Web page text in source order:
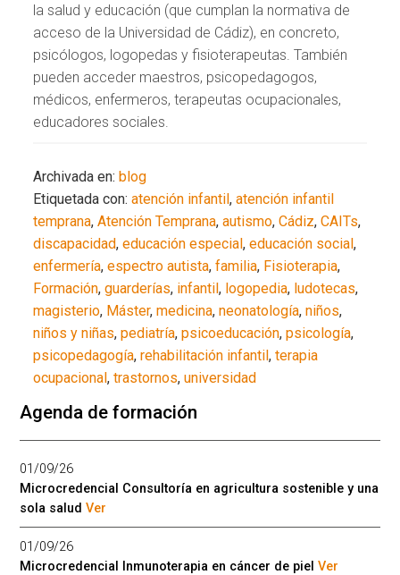
la salud y educación (que cumplan la normativa de
acceso de la Universidad de Cádiz), en concreto,
psicólogos, logopedas y fisioterapeutas. También
pueden acceder maestros, psicopedagogos,
médicos, enfermeros, terapeutas ocupacionales,
educadores sociales.
Archivada en:blog
Etiquetada con:atención infantil,atención infantil
temprana,Atención Temprana,autismo,Cádiz,CAITs,
discapacidad,educación especial,educación social,
enfermería,espectro autista,familia, Fisioterapia,
Formación,guarderías, infantil, logopedia, ludotecas,
magisterio, Máster,medicina,neonatología,niños,
niños y niñas,pediatría,psicoeducación,psicología,
psicopedagogía,rehabilitación infantil,terapia
ocupacional,trastornos,universidad
Agenda de formación
01/09/26
Microcredencial Consultoría en agricultura sostenible y una
sola saludVer
01/09/26
Microcredencial Inmunoterapia en cáncer de pielVer